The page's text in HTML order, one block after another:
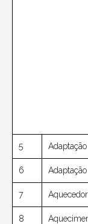
5 Adaptação
6 Adaptação
7 Aquecedor
8